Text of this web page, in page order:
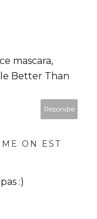
mascara,
Better Than
Répondre
ON EST
:)